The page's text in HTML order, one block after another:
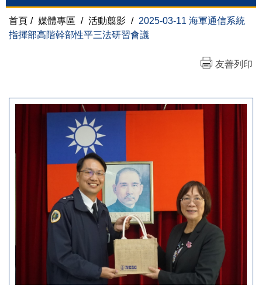
首頁 / 媒體專區 / 活動翦影 / 2025-03-11 海軍通信系統
指揮部高階幹部性平三法研習會議
友善列印